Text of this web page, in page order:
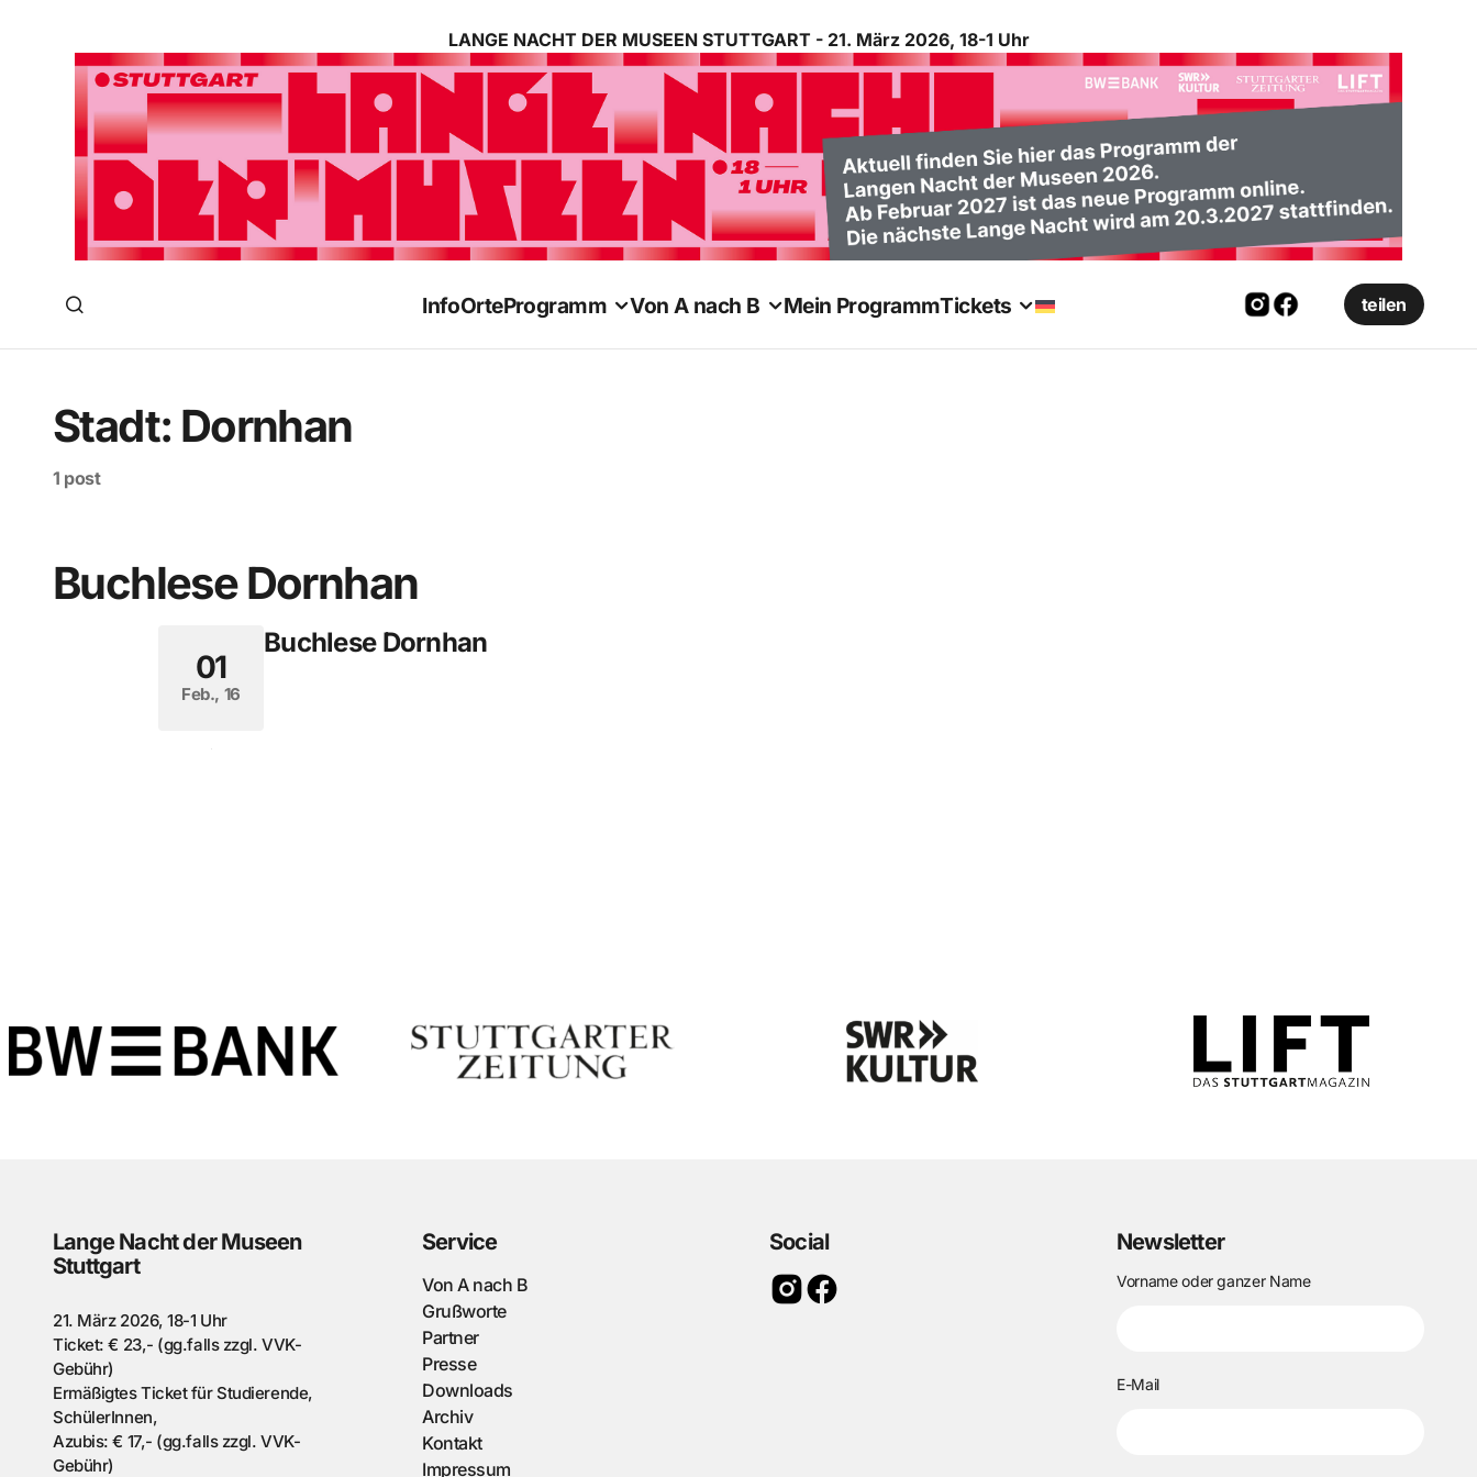
LANGE NACHT DER MUSEEN STUTTGART - 21. März 2026, 18-1 Uhr
InfoOrteProgramm Von A nach B Mein ProgrammTickets teilen
Stadt: Dornhan
1 post
Buchlese Dornhan
01
Feb., 16
Buchlese Dornhan
Lange Nacht der Museen
Stuttgart
21. März 2026, 18-1 Uhr
Ticket: € 23,- (gg.falls zzgl. VVK-
Gebühr)
Ermäßigtes Ticket für Studierende,
SchülerInnen,
Azubis: € 17,- (gg.falls zzgl. VVK-
Gebühr)
Service
Von A nach B
Grußworte
Partner
Presse
Downloads
Archiv
Kontakt
Impressum
Social Newsletter
Vorname oder ganzer Name
E-Mail